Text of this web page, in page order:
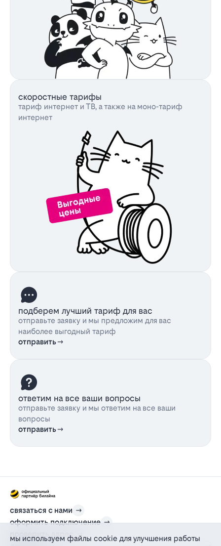
скоростные тарифы
тариф интернет и ТВ, а также на моно-тариф
интернет
подберем лучший тариф для вас
отправьте заявку и мы предложим для вас
наиболее выгодный тариф
отправить
ответим на все ваши вопросы
отправьте заявку и мы ответим на все ваши
вопросы
отправить
связаться с нами
оформить подключение
проверить адрес
мы используем файлы cookie для улучшения работы